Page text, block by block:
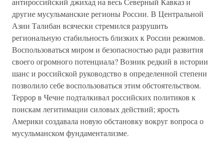
другие мусульманские регионы России. В Центральной
Азии Талибан всячески стремился разрушить
региональную стабильность близких к России режимов.
Воспользоваться миром и безопасностью ради развития
своего огромного потенциала? Возник редкий в истории
шанс и российской руководство в определенной степени
позволило себе воспользоваться этим обстоятельством.
Террор в Чечне подталкивал российских политиков к
поискам легитимации силовых действий; ярость
Америки создавала новую обстановку вокруг вопроса о
мусульманском фундаментализме.